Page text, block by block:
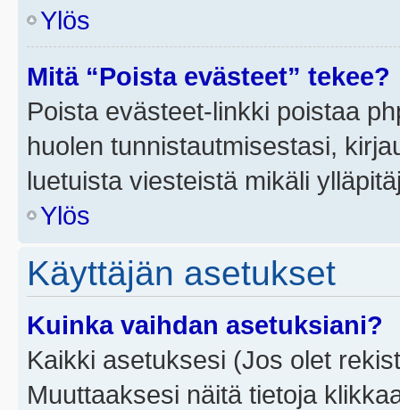
Ylös
Mitä “Poista evästeet” tekee?
Poista evästeet-linkki poistaa
huolen tunnistautmisestasi,
luetuista viesteistä mikäli
Ylös
Käyttäjän asetukset
Kuinka vaihdan asetuksiani?
Kaikki asetuksesi (Jos olet
Muuttaaksesi näitä tietoja